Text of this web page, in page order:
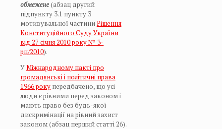
обмежене(абзац другий
підпункту 3.1 пункту 3
мотивувальної частиниРішення
Конституційного Суду України
від 27 січня 2010 року № 3-
рп/2010).
УМіжнародному пакті про
громадянські і політичні права
1966 року передбачено, що усі
люди є рівними перед законом і
мають право без будь-якої
дискримінації на рівний захист
законом (абзац перший статті 26).